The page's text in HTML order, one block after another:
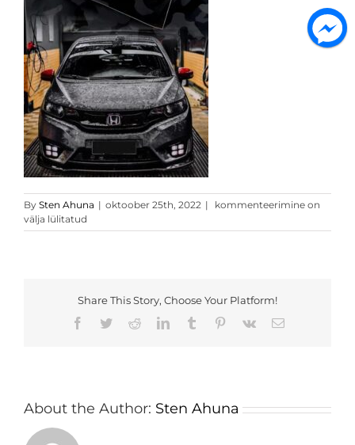
By Sten Ahuna | oktoober 25th, 2022 |
Forged
1
kommenteerimine on
välja lülitatud
Share This Story, Choose Your Platform!
Facebook
TwitterRedditLinkedInTumblr Pinterest
Vk Email
About the Author: Sten Ahuna